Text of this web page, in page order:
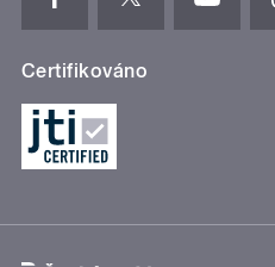
Certifikováno